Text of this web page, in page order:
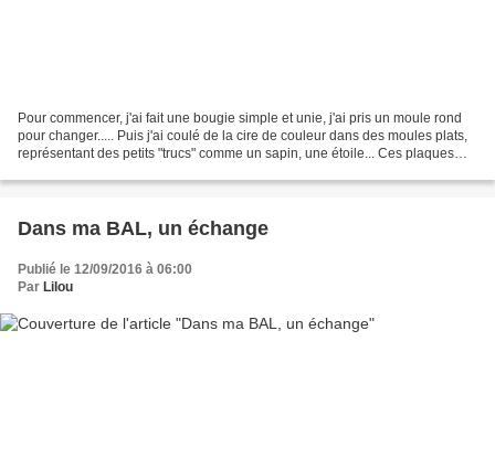
Pour commencer, j'ai fait une bougie simple et unie, j'ai pris un moule rond
pour changer..... Puis j'ai coulé de la cire de couleur dans des moules plats,
représentant des petits "trucs" comme un sapin, une étoile... Ces plaques
Dans ma BAL, un échange
Publié le 12/09/2016 à 06:00
Par Lilou